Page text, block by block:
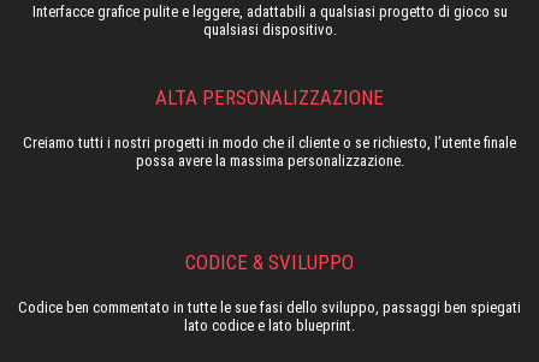
Interfacce grafice pulite e leggere, adattabili a qualsiasi progetto di gioco su
qualsiasi dispositivo.
ALTA PERSONALIZZAZIONE
Creiamo tutti i nostri progetti in modo che il cliente o se richiesto, l’utente finale
possa avere la massima personalizzazione.
CODICE & SVILUPPO
Codice ben commentato in tutte le sue fasi dello sviluppo, passaggi ben spiegati
lato codice e lato blueprint.